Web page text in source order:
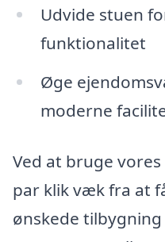
Udvide stuen
funktionalitet
Øge
moderne
Ved at bruge
par klik væk fra at
ønskede